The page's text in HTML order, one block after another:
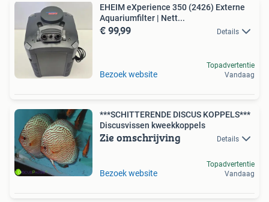
EHEIM eXperience 350 (2426) Externe
Aquariumfilter | Nett...
€ 99,99 Details
Bezoek website
Topadvertentie
Vandaag
***SCHITTERENDE DISCUS KOPPELS***
Discusvissen kweekkoppels
Zie omschrijving Details
Bezoek website
Topadvertentie
Vandaag